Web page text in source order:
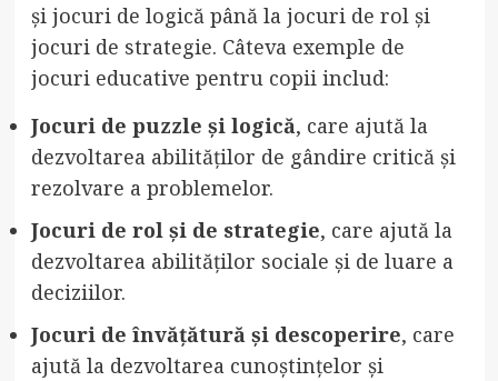
și jocuri de logică până la jocuri de rol și
jocuri de strategie. Câteva exemple de
jocuri educative pentru copii includ:
Jocuri de puzzle și logică, care ajută la
dezvoltarea abilităților de gândire critică și
rezolvare a problemelor.
Jocuri de rol și de strategie, care ajută la
dezvoltarea abilităților sociale și de luare a
deciziilor.
Jocuri de învățătură și descoperire, care
ajută la dezvoltarea cunoștințelor și